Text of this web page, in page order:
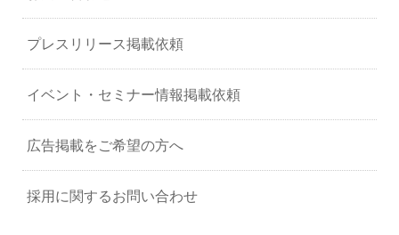
プレスリリース掲載依頼
イベント・セミナー情報掲載依頼
広告掲載をご希望の方へ
採用に関するお問い合わせ